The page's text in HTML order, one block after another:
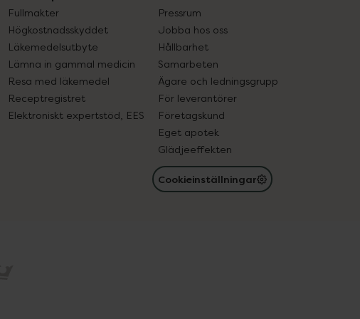
Fullmakter
Högkostnadsskyddet
Läkemedelsutbyte
Lämna in gammal medicin
Resa med läkemedel
Receptregistret
Elektroniskt expertstöd, EES
Pressrum
Jobba hos oss
Hållbarhet
Samarbeten
Ägare och ledningsgrupp
För leverantörer
Företagskund
Eget apotek
Glädjeeffekten
Cookieinställningar